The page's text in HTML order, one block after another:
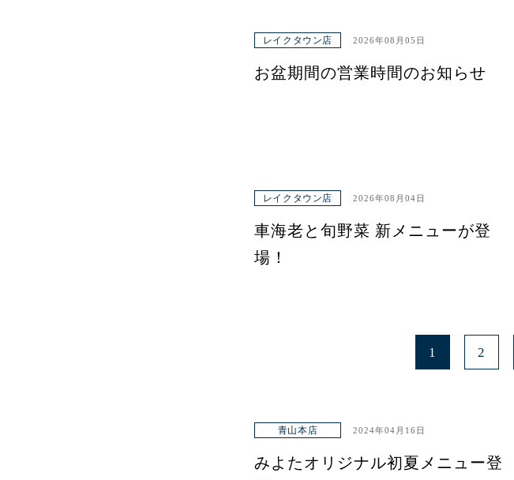
レイクタウン店 2026年08月05日
お盆期間の営業時間のお知らせ
レイクタウン店 2026年08月04日
車海老と旬野菜 新メニューが登
場！
1 2
青山本店 2024年04月16日
みよたオリジナル初夏メニュー登